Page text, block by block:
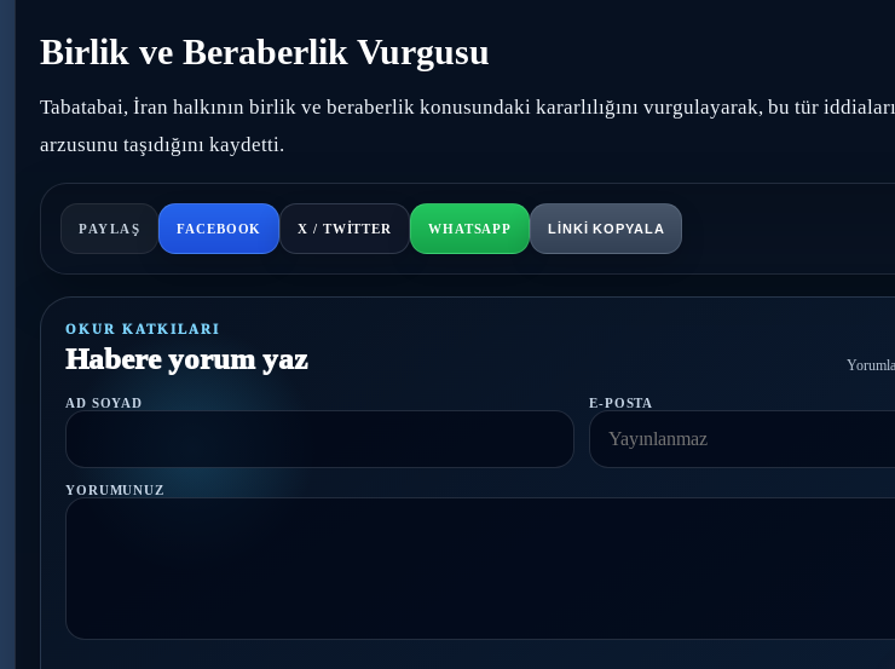
Birlik ve Beraberlik Vurgusu
Tabatabai, İran halkının birlik ve beraberlik konusundaki kararlılığını vurgulayarak, bu tür
arzusunu taşıdığını kaydetti.
PAYLAŞ FACEBOOK X / TWITTER WHATSAPP LINKI KOPYALA
OKUR KATKILARI
Habere yorum yaz
AD SOYAD E-POSTA
YORUMUNUZ